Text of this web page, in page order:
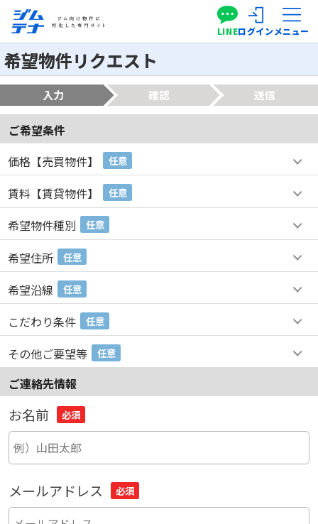
LINEログインメニュー
希望物件リクエスト
入力 確認 送信
ご希望条件
価格【売買物件】
任意
賃料【賃貸物件】 任意
希望物件種別 任意
希望住所 任意
希望沿線 任意
こだわり条件 任意
その他ご要望等 任意
ご連絡先情報
お名前 必須
メールアドレス 必須